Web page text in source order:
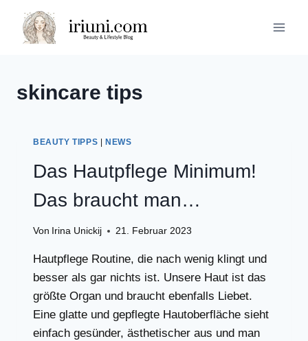
Inhalt
springen
skincare tips
BEAUTY TIPPS NEWS
Das Hautpflege Minimum!
Das braucht man…
Von Irina Unickij 21. Februar 2023
Hautpflege Routine, die nach wenig klingt und
besser als gar nichts ist. Unsere Haut ist das
größte Organ und braucht ebenfalls Liebet.
Eine glatte und gepflegte Hautoberfläche sieht
einfach gesünder, ästhetischer aus und man